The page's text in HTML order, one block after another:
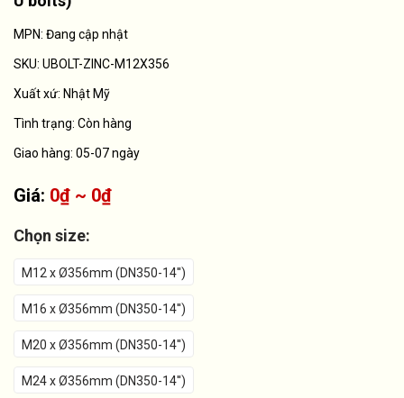
MPN: Đang cập nhật
SKU: UBOLT-ZINC-M12X356
Xuất xứ: Nhật Mỹ
Tình trạng: Còn hàng
Giao hàng: 05-07 ngày
Giá: 0₫ ~ 0₫
Chọn size:
M12 x Ø356mm (DN350-14'')
M16 x Ø356mm (DN350-14'')
M20 x Ø356mm (DN350-14'')
M24 x Ø356mm (DN350-14'')